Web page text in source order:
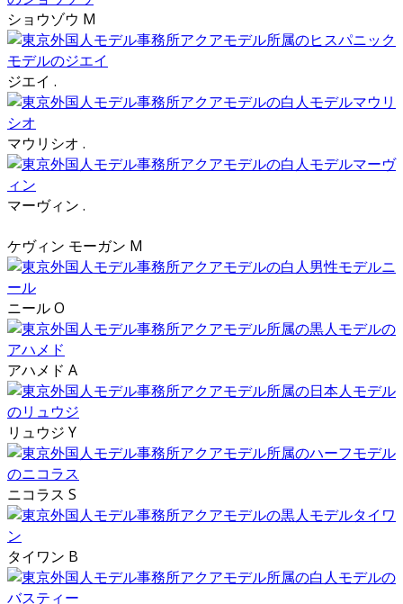
ショウゾウ M
ジエイ .
マウリシオ .
マーヴィン .
ケヴィン モーガン M
ニール O
アハメド A
リュウジ Y
ニコラス S
タイワン B